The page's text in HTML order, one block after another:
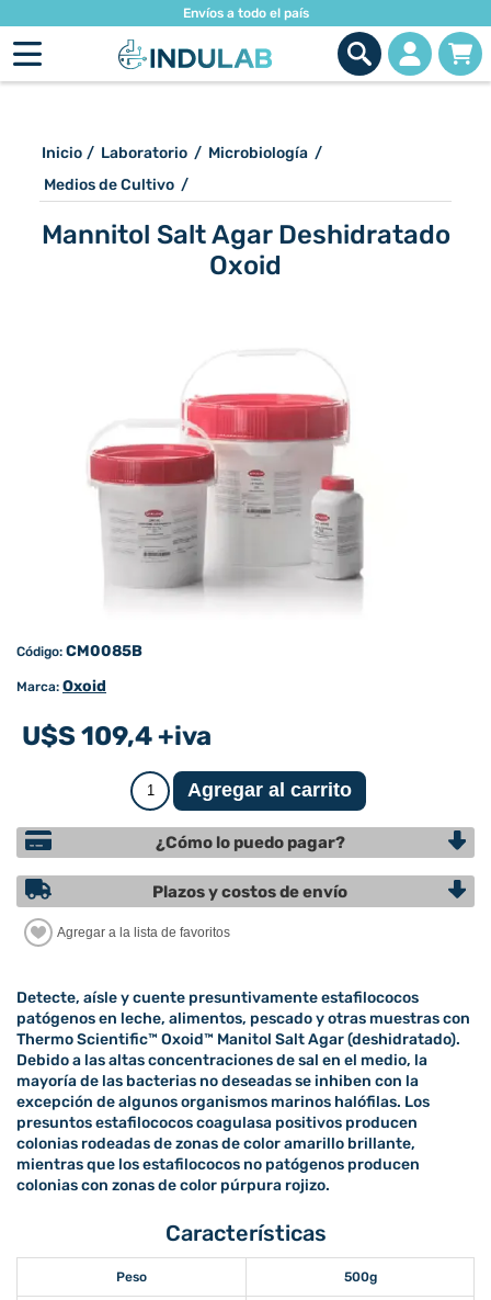
Envíos a todo el país
Inicio / Laboratorio / Microbiología /
Medios de Cultivo /
Mannitol Salt Agar Deshidratado
Oxoid
Código: CM0085B
Marca: Oxoid
U$S 109,4 +iva
¿Cómo lo puedo pagar?
Plazos y costos de envío
Detecte, aísle y cuente presuntivamente estafilococos
patógenos en leche, alimentos, pescado y otras muestras con
Thermo Scientific™ Oxoid™ Manitol Salt Agar (deshidratado).
Debido a las altas concentraciones de sal en el medio, la
mayoría de las bacterias no deseadas se inhiben con la
excepción de algunos organismos marinos halófilas. Los
presuntos estafilococos coagulasa positivos producen
colonias rodeadas de zonas de color amarillo brillante,
mientras que los estafilococos no patógenos producen
colonias con zonas de color púrpura rojizo.
Características
Peso 500g